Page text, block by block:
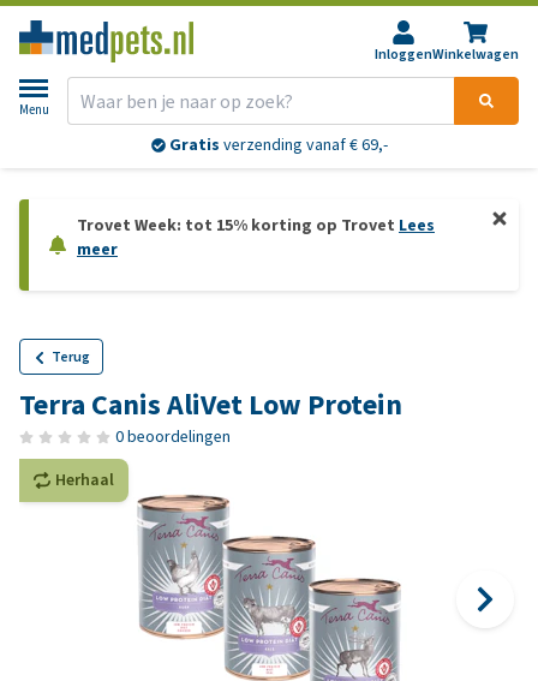
InloggenWinkelwagen
Menu
Gratis verzending vanaf € 69,-
Trovet Week: tot 15% korting op Trovet Lees
meer
Terug
Terra Canis AliVet Low Protein
0 beoordelingen
Herhaal